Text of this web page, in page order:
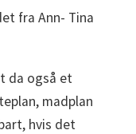
fra Ann- Tina
da også et
madplan
hvis det